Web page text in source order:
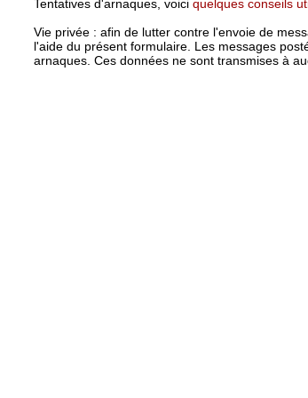
Tentatives d'arnaques, voici quelques conseils
Vie privée : afin de lutter contre l'envoie de
l'aide du présent formulaire. Les messages
arnaques. Ces données ne sont transmises à